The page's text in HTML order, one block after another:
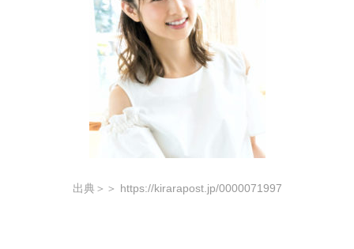
出典＞＞ https://kirarapost.jp/0000071997